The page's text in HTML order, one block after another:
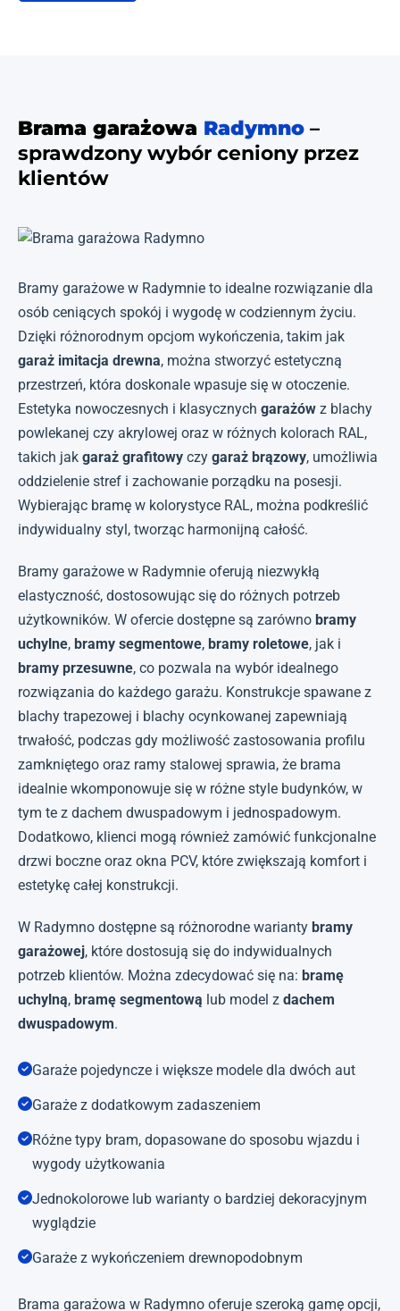
Brama garażowa Radymno –
sprawdzony wybór ceniony przez
klientów
Bramy garażowe w Radymnie to idealne rozwiązanie dla
osób ceniących spokój i wygodę w codziennym życiu.
Dzięki różnorodnym opcjom wykończenia, takim jak
garaż imitacja drewna, można stworzyć estetyczną
przestrzeń, która doskonale wpasuje się w otoczenie.
Estetyka nowoczesnych i klasycznych garażów z blachy
powlekanej czy akrylowej oraz w różnych kolorach RAL,
takich jak garaż grafitowy czy garaż brązowy, umożliwia
oddzielenie stref i zachowanie porządku na posesji.
Wybierając bramę w kolorystyce RAL, można podkreślić
indywidualny styl, tworząc harmonijną całość.
Bramy garażowe w Radymnie oferują niezwykłą
elastyczność, dostosowując się do różnych potrzeb
użytkowników. W ofercie dostępne są zarówno bramy
uchylne, bramy segmentowe, bramy roletowe, jak i
bramy przesuwne, co pozwala na wybór idealnego
rozwiązania do każdego garażu. Konstrukcje spawane z
blachy trapezowej i blachy ocynkowanej zapewniają
trwałość, podczas gdy możliwość zastosowania profilu
zamkniętego oraz ramy stalowej sprawia, że brama
idealnie wkomponowuje się w różne style budynków, w
tym te z dachem dwuspadowym i jednospadowym.
Dodatkowo, klienci mogą również zamówić funkcjonalne
drzwi boczne oraz okna PCV, które zwiększają komfort i
estetykę całej konstrukcji.
W Radymno dostępne są różnorodne warianty bramy
garażowej, które dostosują się do indywidualnych
potrzeb klientów. Można zdecydować się na: bramę
uchylną, bramę segmentową lub model z dachem
dwuspadowym.
Garaże pojedyncze i większe modele dla dwóch aut
Garaże z dodatkowym zadaszeniem
Różne typy bram, dopasowane do sposobu wjazdu i
wygody użytkowania
Jednokolorowe lub warianty o bardziej dekoracyjnym
wyglądzie
Garaże z wykończeniem drewnopodobnym
Brama garażowa w Radymno oferuje szeroką gamę opcji,